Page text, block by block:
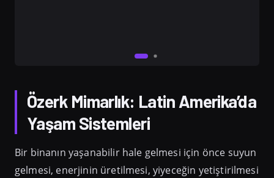
Özerk Mimarlık: Latin Amerika’da
Yaşam Sistemleri
Bir binanın yaşanabilir hale gelmesi için önce suyun
gelmesi, enerjinin üretilmesi, yiyeceğin yetiştirilmesi